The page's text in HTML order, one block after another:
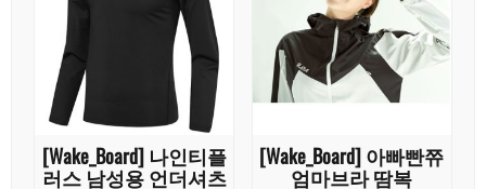
[Wake_Board] 나인티플
러스 남성용 언더셔츠
[Wake_Board] 아빠빤쮸
엄마브라 땀복